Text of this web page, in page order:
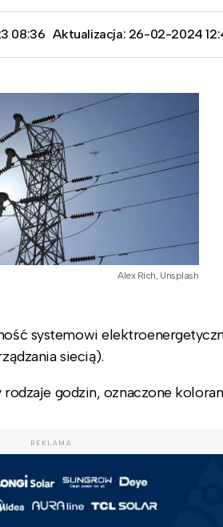
08:36 Aktualizacja: 26-02-2024
Alex Rich, Unsplash
systemowi
siecią).
godzin, oznaczone
REKLAMA